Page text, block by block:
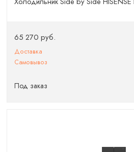
65 270 руб.
Доставка
Самовывоз
Под заказ